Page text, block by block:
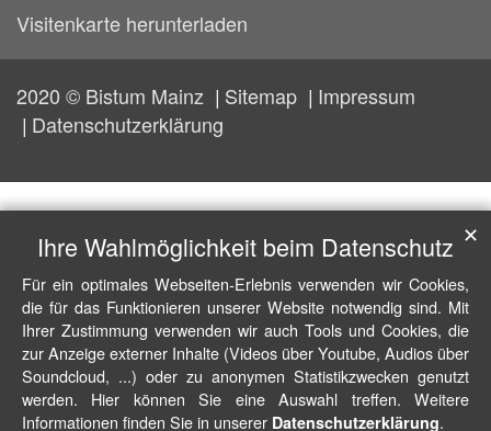
Visitenkarte herunterladen
2020 © Bistum Mainz Sitemap
Impressum
Datenschutzerklärung
Ihre Wahlmöglichkeit beim Datenschutz
Für ein optimales Webseiten-Erlebnis verwenden wir Cookies,
die für das Funktionieren unserer Website notwendig sind. Mit
Ihrer Zustimmung verwenden wir auch Tools und Cookies, die
zur Anzeige externer Inhalte (Videos über Youtube, Audios über
Soundcloud, ...) oder zu anonymen Statistikzwecken genutzt
werden. Hier können Sie eine Auswahl treffen. Weitere
Informationen finden Sie in unserer Datenschutzerklärung.
✕